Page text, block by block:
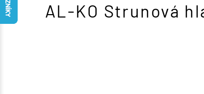
AL-KO Strunová